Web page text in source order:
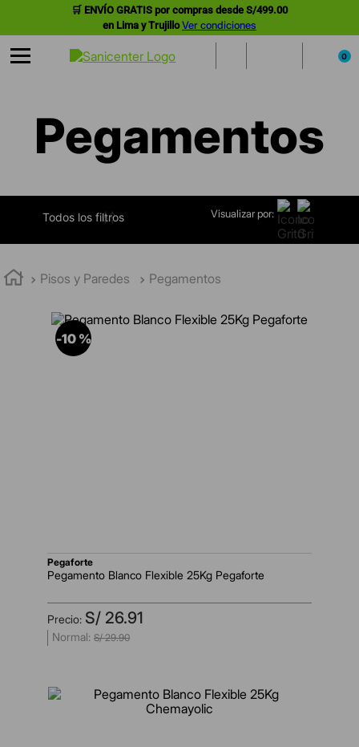
🛒 ENVÍO GRATIS por compras desde S/499.00
en Lima y TrujilloVer condiciones
0
Pegamentos
FILTRAR Visualizar por:
Pisos y Paredes Pegamentos
-10 %
pegaforte
Pegamento Blanco Flexible 25Kg Pegaforte
S/ 26.91
S/ 29.90